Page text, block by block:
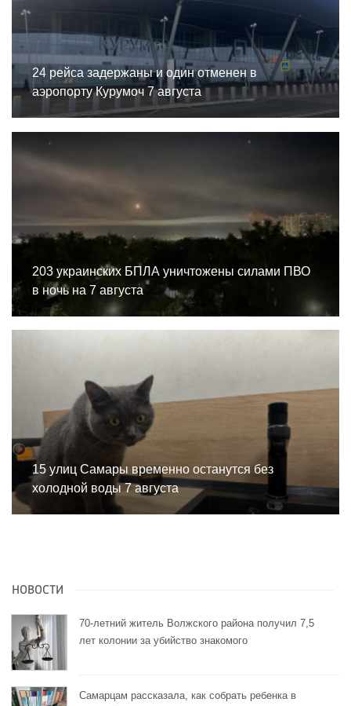
24 рейса задержаны и один отменен в
аэропорту Курумоч 7 августа
203 украинских БПЛА уничтожены силами ПВО
в ночь на 7 августа
15 улиц Самары временно останутся без
холодной воды 7 августа
НОВОСТИ
70-летний житель Волжского района получил 7,5
лет колонии за убийство знакомого
Самарцам рассказала, как собрать ребенка в